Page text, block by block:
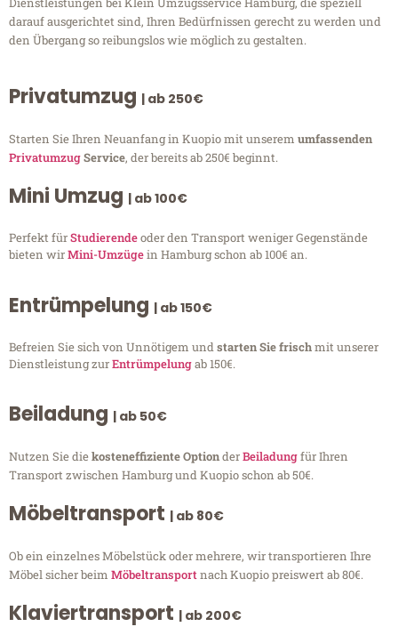
darauf ausgerichtet sind, Ihren Bedürfnissen gerecht zu werden und
den Übergang so reibungslos wie möglich zu gestalten.
Privatumzug | ab 250€
Starten Sie Ihren Neuanfang in Kuopio mit unserem umfassenden
PrivatumzugService, der bereits ab 250€ beginnt.
Mini Umzug | ab 100€
Perfekt fürStudierendeoder den Transport weniger Gegenstände
bieten wirMini-Umzügein Hamburg schon ab 100€ an.
Entrümpelung | ab 150€
Befreien Sie sich von Unnötigem undstarten Sie frischmit unserer
Dienstleistung zurEntrümpelungab 150€.
Beiladung | ab 50€
Nutzen Sie diekosteneffiziente OptionderBeiladungfür Ihren
Transport zwischen Hamburg und Kuopio schon ab 50€.
Möbeltransport | ab 80€
Ob ein einzelnes Möbelstück oder mehrere, wir transportieren Ihre
Möbel sicher beim Möbeltransportnach Kuopio preiswert ab 80€.
Klaviertransport | ab 200€